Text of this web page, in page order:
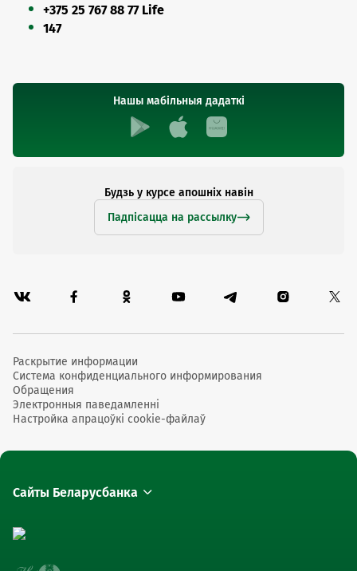
+375 25 767 88 77 Life
147
Нашы мабільныя дадаткі
Будзь у курсе апошніх навін
Падпісацца на рассылку
Раскрытие информации
Система конфиденциального информирования
Обращения
Электронныя паведамленні
Настройка апрацоўкі cookie-файлаў
Сайты Беларусбанка